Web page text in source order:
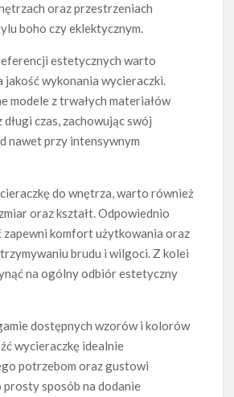
oraz przestrzeniach
boho czy eklektycznym.
estetycznych warto
jakość wykonania wycieraczki.
modele z trwałych materiałów
długi czas, zachowując swój
nawet przy intensywnym
do wnętrza, warto również
oraz kształt. Odpowiednio
zapewni komfort użytkowania oraz
brudu i wilgoci. Z kolei
na ogólny odbiór estetyczny
dostępnych wzorów i kolorów
wycieraczkę idealnie
potrzebom oraz gustowi
prosty sposób na dodanie